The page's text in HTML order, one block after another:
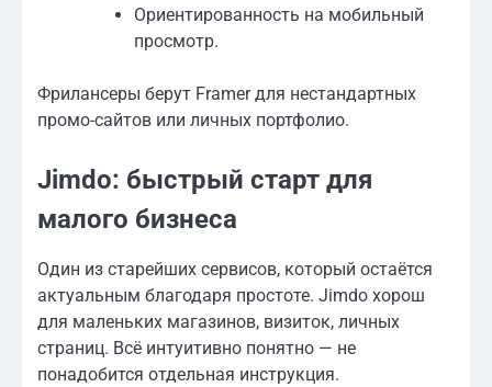
Ориентированность на мобильный
просмотр.
Фрилансеры берут Framer для нестандартных
промо-сайтов или личных портфолио.
Jimdo: быстрый старт для
малого бизнеса
Один из старейших сервисов, который остаётся
актуальным благодаря простоте. Jimdo хорош
для маленьких магазинов, визиток, личных
страниц. Всё интуитивно понятно — не
понадобится отдельная инструкция.